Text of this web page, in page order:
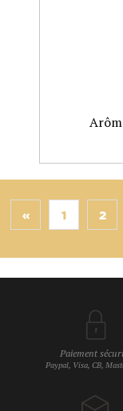
« 1 2
Paiement
Paypal, Visa, CB,